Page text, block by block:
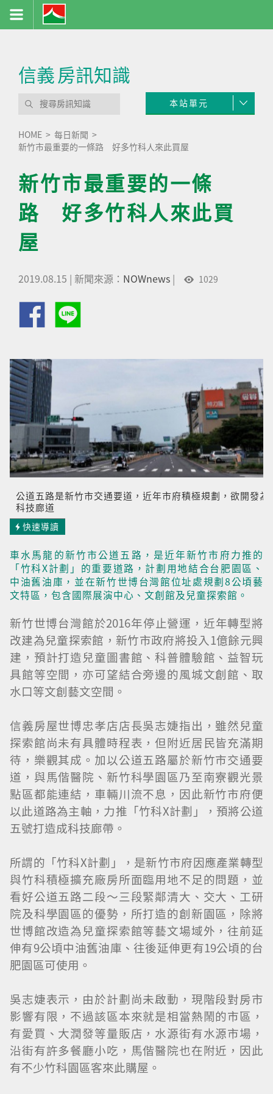
信義房訊知識
本站單元
HOME
每日新聞
新竹市最重要的一條路 好多竹科人來此買屋
新竹市最重要的一條
路 好多竹科人來此買
屋
2019.08.15 | 新聞來源： NOWnews | 1029
公道五路是新竹市交通要道，近年市府積極規劃，欲開發為
科技廊道
快速導讀
車水馬龍的新竹市公道五路，是近年新竹市府力推的
「竹科X計劃」的重要道路，計劃用地結合台肥園區、
中油舊油庫，並在新竹世博台灣館位址處規劃8公頃藝
文特區，包含國際展演中心、文創館及兒童探索館。
新竹世博台灣館於2016年停止營運，近年轉型將
改建為兒童探索館，新竹市政府將投入1億餘元興
建，預計打造兒童圖書館、科普體驗館、益智玩
具館等空間，亦可望結合旁邊的風城文創館、取
水口等文創藝文空間。
信義房屋世博忠孝店店長吳志婕指出，雖然兒童
探索館尚未有具體時程表，但附近居民皆充滿期
待，樂觀其成。加以公道五路屬於新竹市交通要
道，與馬偕醫院、新竹科學園區乃至南寮觀光景
點區都能連結，車輛川流不息，因此新竹市府便
以此道路為主軸，力推「竹科X計劃」，預將公道
五號打造成科技廊帶。
所謂的「竹科X計劃」，是新竹市府因應產業轉型
與竹科積極擴充廠房所面臨用地不足的問題，並
看好公道五路二段～三段緊鄰清大、交大、工研
院及科學園區的優勢，所打造的創新園區，除將
世博館改造為兒童探索館等藝文場域外，往前延
伸有9公頃中油舊油庫、往後延伸更有19公頃的台
肥園區可使用。
吳志婕表示，由於計劃尚未啟動，現階段對房市
影響有限，不過該區本來就是相當熱鬧的市區，
有愛買、大潤發等量販店，水源街有水源市場，
沿街有許多餐廳小吃，馬偕醫院也在附近，因此
有不少竹科園區客來此購屋。